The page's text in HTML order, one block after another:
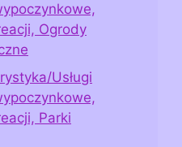
Ogrody
Usługi
Parki